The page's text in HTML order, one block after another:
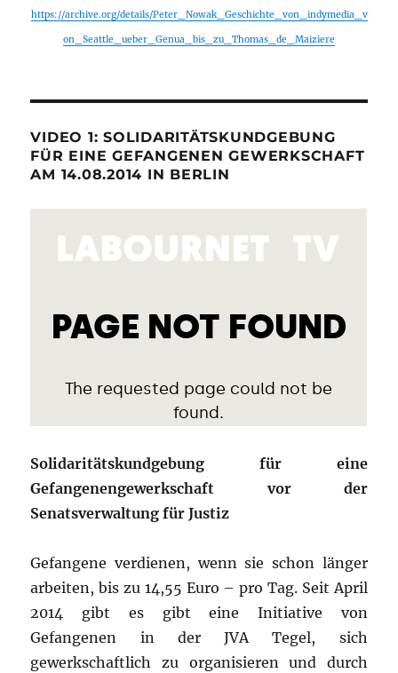
https://archive.org/details/Peter_Nowak_Geschichte_von_indymedia_v
on_Seattle_ueber_Genua_bis_zu_Thomas_de_Maiziere
VIDEO 1: SOLIDARITÄTSKUNDGEBUNG
FÜR EINE GEFANGENEN GEWERKSCHAFT
AM 14.08.2014 IN BERLIN
Solidaritätskundgebung für eine
Gefangenengewerkschaft vor der
Senatsverwaltung für Justiz
Gefangene verdienen, wenn sie schon länger
arbeiten, bis zu 14,55 Euro – pro Tag. Seit April
2014 gibt es gibt eine Initiative von
Gefangenen in der JVA Tegel, sich
gewerkschaftlich zu organisieren und durch